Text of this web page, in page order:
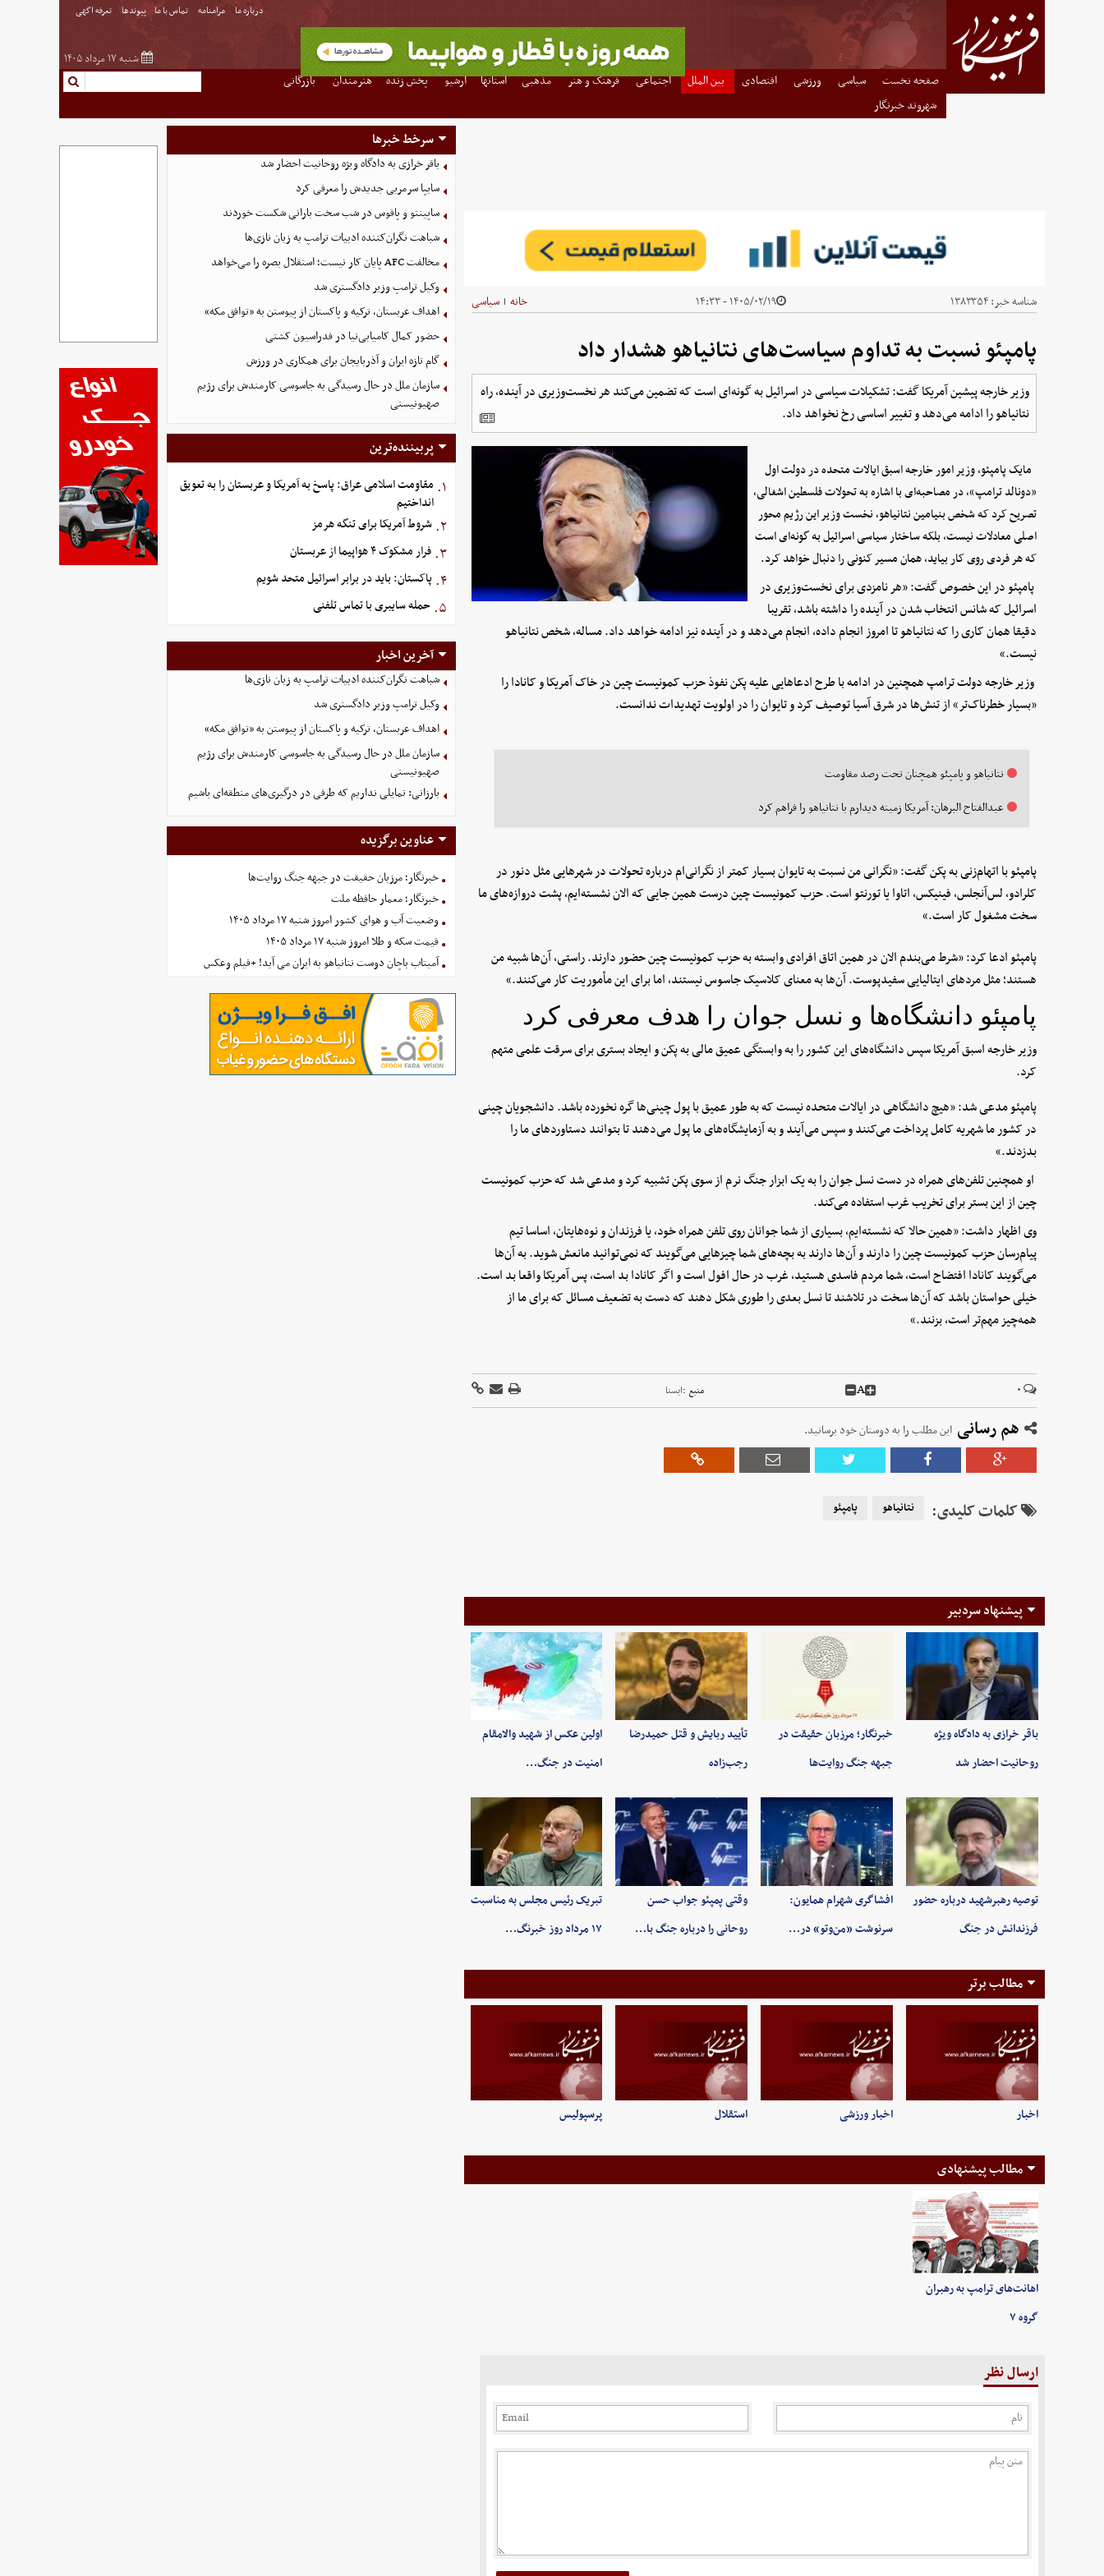
درباره ما مرامنامه تماس با ما پیوندها تعرفه اگهی
شنبه ۱۷ مرداد ۱۴۰۵
صفحه نخست سیاسی ورزشی اقتصادی بین الملل اجتماعی فرهنگ و هنر مذهبی استانها آرشیو پخش زنده هنرمندان
بازرگانی
شهروند خبرنگار
شناسه خبر:۱۳۸۳۳۵۴ ۱۴۰۵/۰۲/۱۹ - ۱۴:۳۳ خانه | سیاسی
پامپئو نسبت به تداوم سیاست‌های نتانیاهو هشدار داد
وزیر خارجه پیشین آمریکا گفت: تشکیلات سیاسی در اسرائیل به گونه‌ای است که تضمین می‌کند هر نخست‌وزیری در آینده، راه
نتانیاهو را ادامه می‌دهد و تغییر اساسی رخ نخواهد داد.
مایک پامپئو، وزیر امور خارجه اسبق ایالات متحده در دولت اول
«دونالد ترامپ»، در مصاحبه‌ای با اشاره به تحولات فلسطین اشغالی،
تصریح کرد که شخص بنیامین نتانیاهو، نخست وزیر این رژیم محور
اصلی معادلات نیست، بلکه ساختار سیاسی اسرائیل به گونه‌ای است
که هر فردی روی کار بیاید، همان مسیر کنونی را دنبال خواهد کرد.
پامپئو در این خصوص گفت: «هر نامزدی برای نخست‌وزیری در
اسرائیل که شانس انتخاب شدن در آینده را داشته باشد، تقریبا
دقیقا همان کاری را که نتانیاهو تا امروز انجام داده، انجام می‌دهد و در آینده نیز ادامه خواهد داد. مساله، شخص نتانیاهو
نیست.»
وزیر خارجه دولت ترامپ همچنین در ادامه با طرح ادعاهایی علیه پکن نفوذ حزب کمونیست چین در خاک آمریکا و کانادا را
«بسیار خطرناک‌تر» از تنش‌ها در شرق آسیا توصیف کرد و تایوان را در اولویت تهدیدات ندانست.
نتانیاهو و پامپئو همچنان تحت رصد مقاومت
عبدالفتاح البرهان: آمریکا زمینه دیدارم با نتانیاهو را فراهم کرد
پامپئو با اتهام‌زنی به پکن گفت: «نگرانی من نسبت به تایوان بسیار کمتر از نگرانی‌ام درباره تحولات در شهرهایی مثل دنور در
کلرادو، لس‌آنجلس، فینیکس، اتاوا یا تورنتو است. حزب کمونیست چین درست همین جایی که الان نشسته‌ایم، پشت دروازه‌های ما
سخت مشغول کار است.»
پامپئو ادعا کرد: «شرط می‌بندم الان در همین اتاق افرادی وابسته به حزب کمونیست چین حضور دارند. راستی، آن‌ها شبیه من
هستند؛ مثل مردهای ایتالیایی سفیدپوست. آن‌ها به معنای کلاسیک جاسوس نیستند، اما برای این مأموریت کار می‌کنند.»
پامپئو دانشگاه‌ها و نسل جوان را هدف معرفی کرد
وزیر خارجه اسبق آمریکا سپس دانشگاه‌های این کشور را به وابستگی عمیق مالی به پکن و ایجاد بستری برای سرقت علمی متهم
کرد.
پامپئو مدعی شد: «هیچ دانشگاهی در ایالات متحده نیست که به طور عمیق با پول چینی‌ها گره نخورده باشد. دانشجویان چینی
در کشور ما شهریه کامل پرداخت می‌کنند و سپس می‌آیند و به آزمایشگاه‌های ما پول می‌دهند تا بتوانند دستاوردهای ما را
بدزدند.»
او همچنین تلفن‌های همراه در دست نسل جوان را به یک ابزار جنگ نرم از سوی پکن تشبیه کرد و مدعی شد که حزب کمونیست
چین از این بستر برای تخریب غرب استفاده می‌کند.
وی اظهار داشت: «همین حالا که نشسته‌ایم، بسیاری از شما جوانان روی تلفن همراه خود، یا فرزندان و نوه‌هایتان، اساسا تیم
پیام‌رسان حزب کمونیست چین را دارند و آن‌ها دارند به بچه‌های شما چیزهایی می‌گویند که نمی‌توانید مانعش شوید. به آن‌ها
می‌گویند کانادا افتضاح است، شما مردم فاسدی هستید، غرب در حال افول است و اگر کانادا بد است، پس آمریکا واقعا بد است.
خیلی حواستان باشد که آن‌ها سخت در تلاشند تا نسل بعدی را طوری شکل دهند که دست به تضعیف مسائل که برای ما از
همه‌چیز مهم‌تر است، بزنند.»
۰ A منبع :ايسنا
هم رسانی این مطلب را به دوستان خود برسانید.
کلمات کلیدی: نتانیاهو پامپئو
پیشنهاد سردبیر
باقر خرازی به دادگاه ویژه
روحانیت احضار شد
خبرنگار؛ مرزبان حقیقت در
جبهه جنگ روایت‌ها
تأیید ربایش و قتل حمیدرضا
رجب‌زاده
اولین عکس از شهید والامقام
امنیت در جنگ…
توصیه رهبرشهید درباره حضور
فرزندانش در جنگ
افشاگری شهرام همایون:
سرنوشت «من‌وتو» در…
وقتی پمپئو جواب حسن
روحانی را درباره جنگ با…
تبریک رئیس مجلس به مناسبت
۱۷ مرداد روز خبرنگ…
مطالب برتر
اخبار اخبار ورزشی استقلال پرسپولیس
مطالب پیشنهادی
اهانت‌های ترامپ به رهبران
گروه ۷
ارسال نظر
سرخط خبرها
باقر خرازی به دادگاه ویژه روحانیت احضار شد
سایپا سرمربی جدیدش را معرفی کرد
ساپینتو و پافوس در شب سخت بارانی شکست خوردند
شباهت نگران‌کننده ادبیات ترامپ به زبان نازی‌ها
مخالفت AFC پایان کار نیست؛ استقلال بصره را می‌خواهد
وکیل ترامپ وزیر دادگستری شد
اهداف عربستان، ترکیه و پاکستان از پیوستن به «توافق مکه»
حضور کمال کامیابی‌نیا در فدراسیون کشتی
گام تازه ایران و آذربایجان برای همکاری در ورزش
سازمان ملل در حال رسیدگی به جاسوسی کارمندش برای رژیم
صهیونیستی
پربیننده‌ترین
۱. مقاومت اسلامی عراق: پاسخ به آمریکا و عربستان را به تعویق
انداختیم
۲. شروط آمریکا برای تنگه هرمز
۳. فرار مشکوک ۴ هواپیما از عربستان
۴. پاکستان: باید در برابر اسرائیل متحد شویم
۵. حمله سایبری با تماس تلفنی
آخرین اخبار
شباهت نگران‌کننده ادبیات ترامپ به زبان نازی‌ها
وکیل ترامپ وزیر دادگستری شد
اهداف عربستان، ترکیه و پاکستان از پیوستن به «توافق مکه»
سازمان ملل در حال رسیدگی به جاسوسی کارمندش برای رژیم
صهیونیستی
بارزانی: تمایلی نداریم که طرفی در درگیری‌های منطقه‌ای باشیم
عناوین برگزیده
خبرنگار؛ مرزبان حقیقت در جبهه جنگ روایت‌ها
خبرنگار؛ معمار حافظه ملت
وضعیت آب و هوای کشور امروز شنبه ۱۷ مرداد ۱۴۰۵
قیمت سکه و طلا امروز شنبه ۱۷ مرداد ۱۴۰۵
آمیتاب باچان دوست نتانیاهو به ایران می آید! +فیلم وعکس